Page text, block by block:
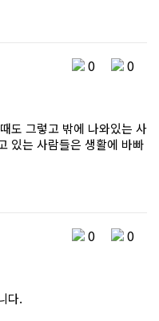
0 0
도 그렇고 밖에 나와있는 사
있는 사람들은 생활에 바빠
0 0
다.